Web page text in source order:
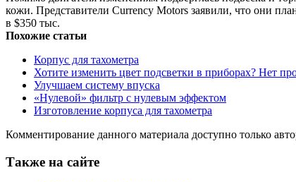
кожи. Представители Currency Motors заявили, что они
в $350 тыс.
Похожие статьи
Корпус для тахометра
Хотите изменить цвет подсветки в приборах? Нет
Улучшаем систему впуска
«Нулевой» фильтр с нулевым эффектом
Изготовление корпуса для тахометра
Комментирование данного материала доступно только
Также на сайте